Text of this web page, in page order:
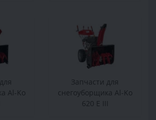
Al-Ko
Запчасти для
снегоуборщика Al-Ko
620 E III